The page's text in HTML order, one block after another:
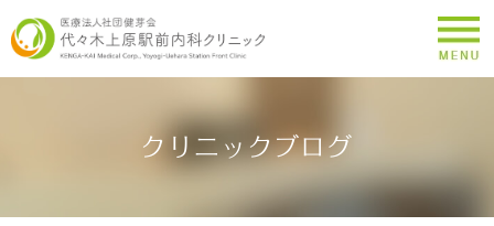
クリニックブログ